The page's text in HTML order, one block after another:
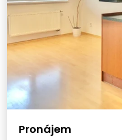
Pronájem